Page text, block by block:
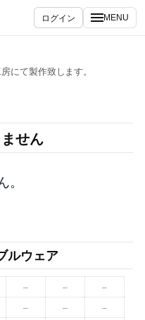
ログイン MENU
にて製作致します。
せん
ルウェア
– –
–
– – –